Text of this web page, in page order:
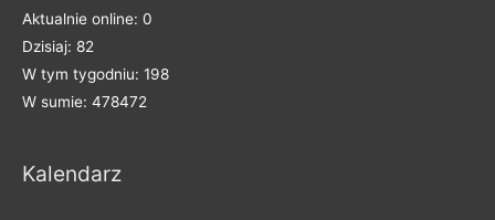
e
g
i
Aktualnie online: 0
Dzisiaj: 82
W tym tygodniu: 198
W sumie: 478472
Kalendarz